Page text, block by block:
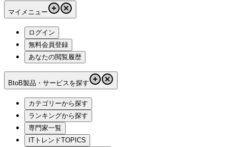
マイメニュー
ログイン
無料会員登録
あなたの閲覧履歴
BtoB製品・サービスを探す
カテゴリーから探す
ランキングから探す
専門家一覧
ITトレンドTOPICS